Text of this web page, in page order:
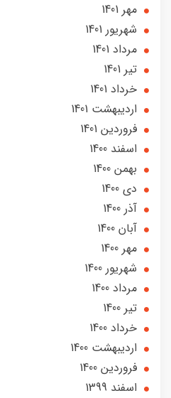
مهر 1401
شهریور 1401
مرداد 1401
تير 1401
خرداد 1401
ارديبهشت 1401
فروردین 1401
اسفند 1400
بهمن 1400
دی 1400
آذر 1400
آبان 1400
مهر 1400
شهریور 1400
مرداد 1400
تير 1400
خرداد 1400
ارديبهشت 1400
فروردین 1400
اسفند 1399